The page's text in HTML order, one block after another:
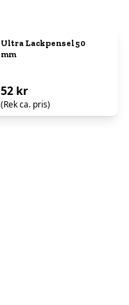
Ultra Lackpensel 50
mm
52 kr
(Rek ca. pris)